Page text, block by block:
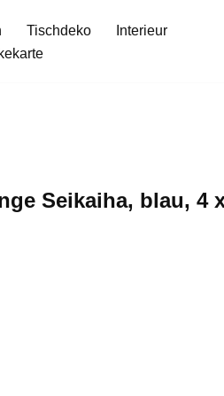
Tischdeko
Interieur
Seikaiha, blau, 4